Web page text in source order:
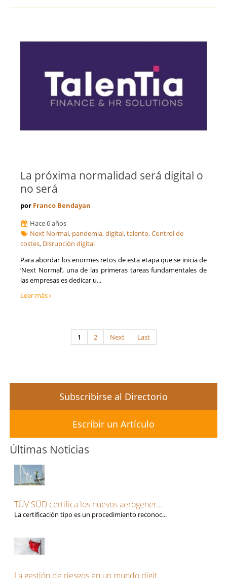
La próxima normalidad será digital o
no será
por Franco Bendayan
Hace 6 años
Next Normal, pandemia,digital,talento,Control de
costes, Disrupción digital
Para abordar los enormes retos de esta etapa que se inicia de
‘Next Normal’, una de las primeras tareas fundamentales de
las empresas es dedicar u...
Leer más
1 2 Next Last
Subscribirse al Directorio
Escribir un Artículo
Últimas Noticias
TÜV SÜD certifica los nuevos aerogener...
La certificación tipo es un procedimiento reconoc...
La gestión de riesgos en un mundo digit...